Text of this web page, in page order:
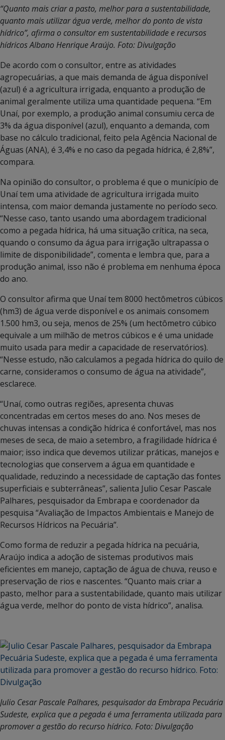
“Quanto mais criar a pasto, melhor para a sustentabilidade,
quanto mais utilizar água verde, melhor do ponto de vista
hídrico”, afirma o consultor em sustentabilidade e recursos
hídricos Albano Henrique Araújo. Foto: Divulgação
De acordo com o consultor, entre as atividades
agropecuárias, a que mais demanda de água disponível
(azul) é a agricultura irrigada, enquanto a produção de
animal geralmente utiliza uma quantidade pequena. “Em
Unaí, por exemplo, a produção animal consumiu cerca de
3% da água disponível (azul), enquanto a demanda, com
base no cálculo tradicional, feito pela Agência Nacional de
Águas (ANA), é 3,4% e no caso da pegada hídrica, é 2,8%”,
compara.
Na opinião do consultor, o problema é que o município de
Unaí tem uma atividade de agricultura irrigada muito
intensa, com maior demanda justamente no período seco.
“Nesse caso, tanto usando uma abordagem tradicional
como a pegada hídrica, há uma situação crítica, na seca,
quando o consumo da água para irrigação ultrapassa o
limite de disponibilidade”, comenta e lembra que, para a
produção animal, isso não é problema em nenhuma época
do ano.
O consultor afirma que Unaí tem 8000 hectômetros cúbicos
(hm3) de água verde disponível e os animais consomem
1.500 hm3, ou seja, menos de 25% (um hectômetro cúbico
equivale a um milhão de metros cúbicos e é uma unidade
muito usada para medir a capacidade de reservatórios).
“Nesse estudo, não calculamos a pegada hídrica do quilo de
carne, consideramos o consumo de água na atividade”,
esclarece.
“Unaí, como outras regiões, apresenta chuvas
concentradas em certos meses do ano. Nos meses de
chuvas intensas a condição hídrica é confortável, mas nos
meses de seca, de maio a setembro, a fragilidade hídrica é
maior; isso indica que devemos utilizar práticas, manejos e
tecnologias que conservem a água em quantidade e
qualidade, reduzindo a necessidade de captação das fontes
superficiais e subterrâneas”, salienta Julio Cesar Pascale
Palhares, pesquisador da Embrapa e coordenador da
pesquisa “Avaliação de Impactos Ambientais e Manejo de
Recursos Hídricos na Pecuária”.
Como forma de reduzir a pegada hídrica na pecuária,
Araújo indica a adoção de sistemas produtivos mais
eficientes em manejo, captação de água de chuva, reuso e
preservação de rios e nascentes. “Quanto mais criar a
pasto, melhor para a sustentabilidade, quanto mais utilizar
água verde, melhor do ponto de vista hídrico”, analisa.
Julio Cesar Pascale Palhares, pesquisador da Embrapa Pecuária
Sudeste, explica que a pegada é uma ferramenta utilizada para
promover a gestão do recurso hídrico. Foto: Divulgação